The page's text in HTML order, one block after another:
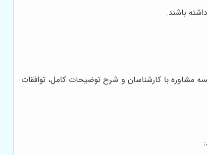
باشند.
مشاوره با کارشناسان و شرح توضیحات کامل، توافقات